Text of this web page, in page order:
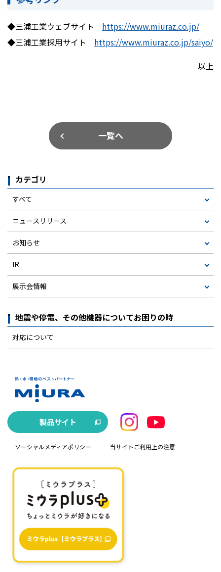
◆三浦工業ウェブサイト https://www.miuraz.co.jp/
◆三浦工業採用サイト https://www.miuraz.co.jp/saiyo/
以上
一覧へ
カテゴリ
すべて
ニュースリリース
お知らせ
IR
展示会情報
地震や停電、その他機器についてお困りの時
対応について
製品サイト
ソーシャルメディアポリシー 当サイトご利用上の注意